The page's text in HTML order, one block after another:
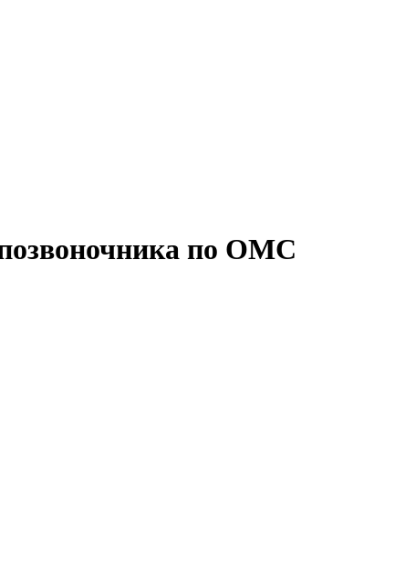
по ОМС